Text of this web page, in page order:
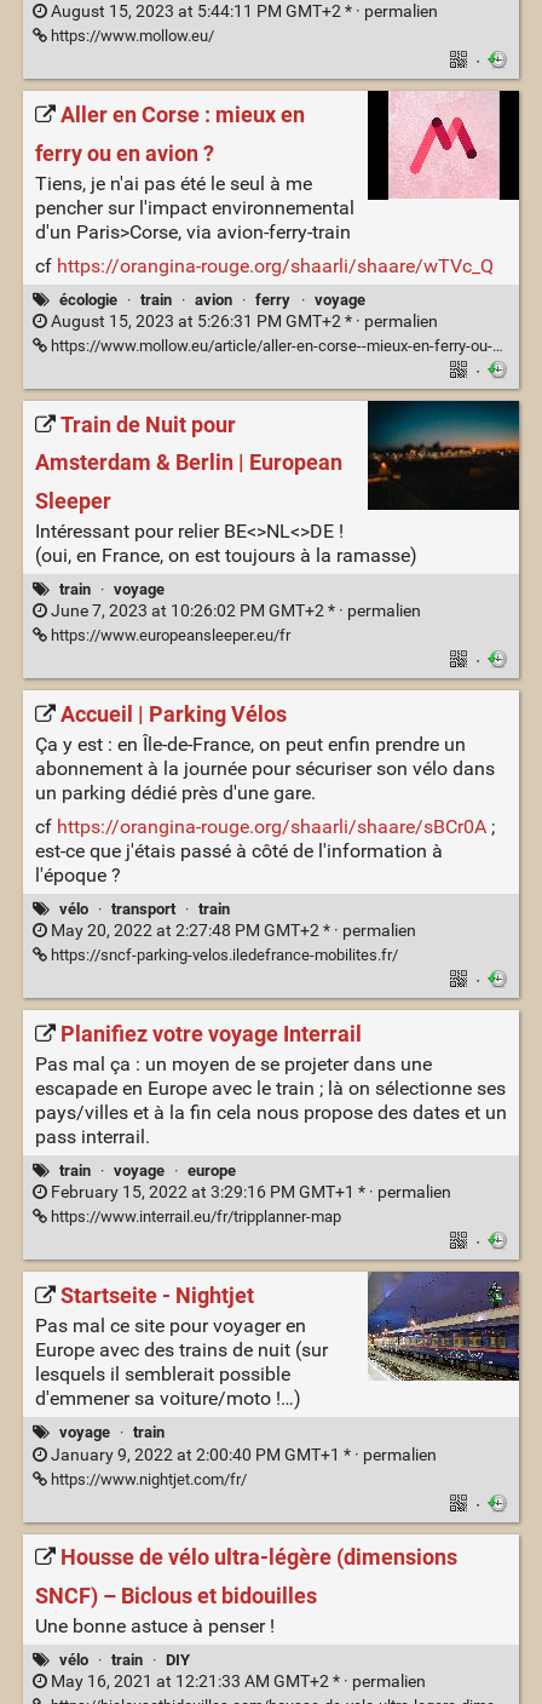
August 15, 2023 at 5:44:11 PM GMT+2 * · permalien
https://www.mollow.eu/
·
Aller en Corse : mieux en
ferry ou en avion ?
Tiens, je n'ai pas été le seul à me
pencher sur l'impact environnemental
d'un Paris>Corse, via avion-ferry-train
cf https://orangina-rouge.org/shaarli/shaare/wTVc_Q
écologie · train · avion · ferry · voyage
August 15, 2023 at 5:26:31 PM GMT+2 * · permalien
https://www.mollow.eu/article/aller-en-corse--mieux-en-ferry-ou-en-avion--
·
Train de Nuit pour
Amsterdam & Berlin | European
Sleeper
Intéressant pour relier BE<>NL<>DE !
(oui, en France, on est toujours à la ramasse)
train · voyage
June 7, 2023 at 10:26:02 PM GMT+2 * · permalien
https://www.europeansleeper.eu/fr
·
Accueil | Parking Vélos
Ça y est : en Île-de-France, on peut enfin prendre un
abonnement à la journée pour sécuriser son vélo dans
un parking dédié près d'une gare.
cf https://orangina-rouge.org/shaarli/shaare/sBCr0A;
est-ce que j'étais passé à côté de l'information à
l'époque ?
vélo · transport · train
May 20, 2022 at 2:27:48 PM GMT+2 * · permalien
https://sncf-parking-velos.iledefrance-mobilites.fr/
·
Planifiez votre voyage Interrail
Pas mal ça : un moyen de se projeter dans une
escapade en Europe avec le train ; là on sélectionne ses
pays/villes et à la fin cela nous propose des dates et un
pass interrail.
train · voyage · europe
February 15, 2022 at 3:29:16 PM GMT+1 * · permalien
https://www.interrail.eu/fr/tripplanner-map
·
Startseite - Nightjet
Pas mal ce site pour voyager en
Europe avec des trains de nuit (sur
lesquels il semblerait possible
d'emmener sa voiture/moto !…)
voyage · train
January 9, 2022 at 2:00:40 PM GMT+1 * · permalien
https://www.nightjet.com/fr/
·
Housse de vélo ultra-légère (dimensions
SNCF) – Biclous et bidouilles
Une bonne astuce à penser !
vélo · train · DIY
May 16, 2021 at 12:21:33 AM GMT+2 * · permalien